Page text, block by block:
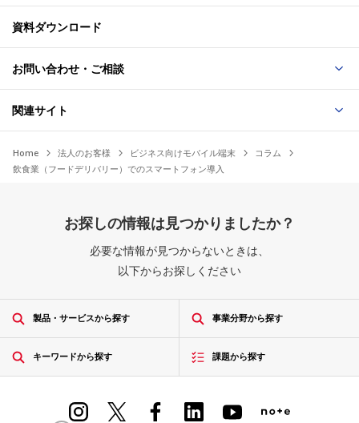
資料ダウンロード
お問い合わせ・ご相談
関連サイト
Home 法人のお客様 ビジネス向けモバイル端末
コラム
飲食業（フードデリバリー）でのスマートフォン導入
お探しの情報は見つかりましたか？
必要な情報が見つからないときは、
以下からお探しください
製品・サービスから探す 事業分野から探す
キーワードから探す 課題から探す